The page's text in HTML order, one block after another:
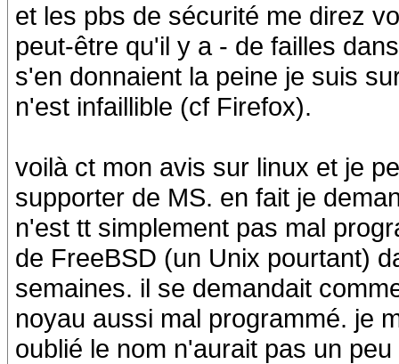
et les pbs de sécurité me direz
peut-être qu'il y a - de failles
s'en donnaient la peine je suis
n'est infaillible (cf Firefox).
voilà ct mon avis sur linux et je
supporter de MS. en fait je
n'est tt simplement pas mal
de FreeBSD (un Unix pourtant)
semaines. il se demandait
noyau aussi mal programmé. je
oublié le nom n'aurait pas un